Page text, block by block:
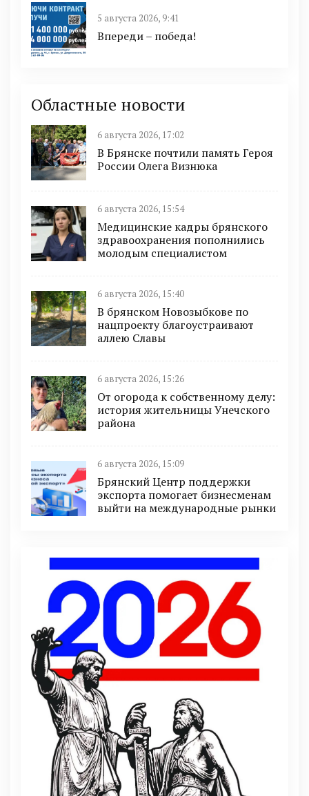
5 августа 2026, 9:41
Впереди – победа!
Областные новости
6 августа 2026, 17:02
В Брянске почтили память Героя
России Олега Визнюка
6 августа 2026, 15:54
Медицинские кадры брянского
здравоохранения пополнились
молодым специалистом
6 августа 2026, 15:40
В брянском Новозыбкове по
нацпроекту благоустраивают
аллею Славы
6 августа 2026, 15:26
От огорода к собственному делу:
история жительницы Унечского
района
6 августа 2026, 15:09
Брянский Центр поддержки
экспорта помогает бизнесменам
выйти на международные рынки